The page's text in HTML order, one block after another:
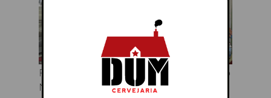
Padoca cheia prestigiando a visita do Mauro
Nogueira